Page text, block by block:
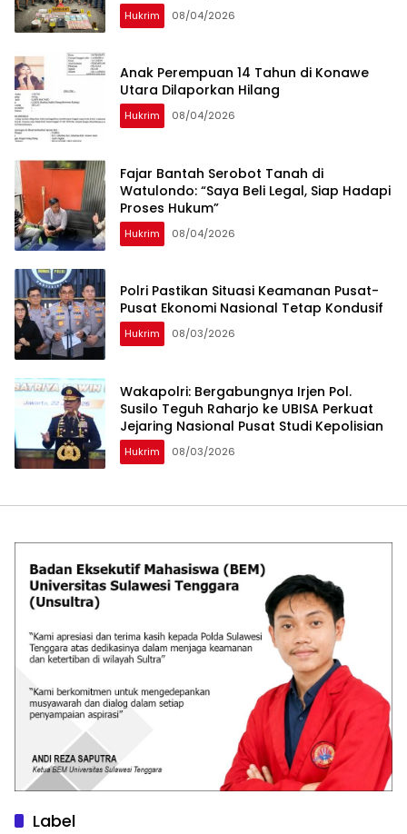
Hukrim 08/04/2026
Anak Perempuan 14 Tahun di Konawe
Utara Dilaporkan Hilang
Hukrim 08/04/2026
‎Fajar Bantah Serobot Tanah di
Watulondo: “Saya Beli Legal, Siap Hadapi
Proses Hukum”
Hukrim 08/04/2026
Polri Pastikan Situasi Keamanan Pusat-
Pusat Ekonomi Nasional Tetap Kondusif
Hukrim 08/03/2026
Wakapolri: Bergabungnya Irjen Pol.
Susilo Teguh Raharjo ke UBISA Perkuat
Jejaring Nasional Pusat Studi Kepolisian
Hukrim 08/03/2026
Label